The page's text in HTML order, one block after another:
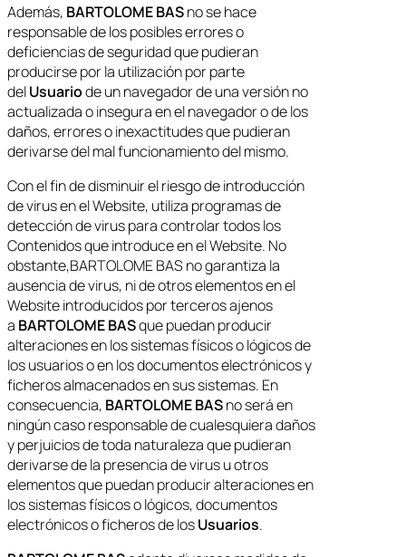
Además, BARTOLOME BASno se hace
responsable de los posibles errores o
deficiencias de seguridad que pudieran
producirse por la utilización por parte
delUsuariode un navegador de una versión no
actualizada o insegura en el navegador o de los
daños, errores o inexactitudes que pudieran
derivarse del mal funcionamiento del mismo.
Con el fin de disminuir el riesgo de introducción
de virus en el Website, utiliza programas de
detección de virus para controlar todos los
Contenidos que introduce en el Website. No
obstante,BARTOLOME BAS no garantiza la
ausencia de virus, ni de otros elementos en el
Website introducidos por terceros ajenos
a BARTOLOME BASque puedan producir
alteraciones en los sistemas físicos o lógicos de
los usuarios o en los documentos electrónicos y
ficheros almacenados en sus sistemas. En
consecuencia, BARTOLOME BASno será en
ningún caso responsable de cualesquiera daños
y perjuicios de toda naturaleza que pudieran
derivarse de la presencia de virus u otros
elementos que puedan producir alteraciones en
los sistemas físicos o lógicos, documentos
electrónicos o ficheros de losUsuarios.